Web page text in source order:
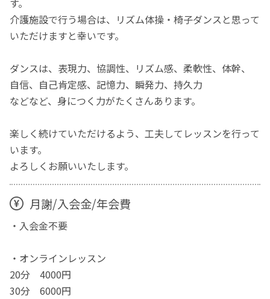
す。
介護施設で行う場合は、リズム体操・椅子ダンスと思って
いただけますと幸いです。
ダンスは、表現力、協調性、リズム感、柔軟性、体幹、
自信、自己肯定感、記憶力、瞬発力、持久力
などなど、身につく力がたくさんあります。
楽しく続けていただけるよう、工夫してレッスンを行って
います。
よろしくお願いいたします。
月謝/入会金/年会費
・入会金不要
・オンラインレッスン
20分 4000円
30分 6000円